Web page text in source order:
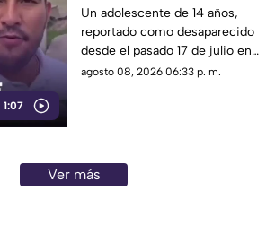
1:07
Tlaquepaque es
trasladado a Jalisco
tras ser localizado en
Michoacán
Un adolescente de 14 años,
reportado como desaparecido
desde el pasado 17 de julio en
Tlaquepaque, fue localizado
agosto 08, 2026 06:33 p. m.
Ver más